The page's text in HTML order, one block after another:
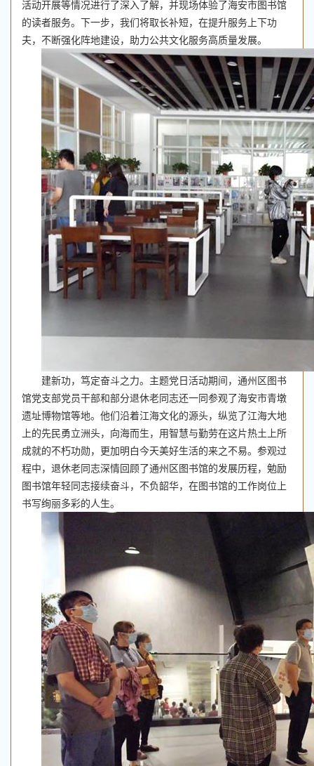
活动开展等情况进行了深入了解，并现场体验了海安市图书馆
的读者服务。下一步，我们将取长补短，在提升服务上下功
夫，不断强化阵地建设，助力公共文化服务高质量发展。
建新功，笃定奋斗之力。主题党日活动期间，通州区图书
馆党支部党员干部和部分退休老同志还一同参观了海安市青墩
遗址博物馆等地。他们沿着江海文化的源头，纵览了江海大地
上的先民勇立洲头，向海而生，用智慧与勤劳在这片热土上所
成就的不朽功勋，更加明白今天美好生活的来之不易。参观过
程中，退休老同志深情回顾了通州区图书馆的发展历程，勉励
图书馆年轻同志接续奋斗，不负韶华，在图书馆的工作岗位上
书写绚丽多彩的人生。